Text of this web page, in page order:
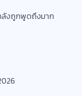
ลังถูกพูดถึงมาก